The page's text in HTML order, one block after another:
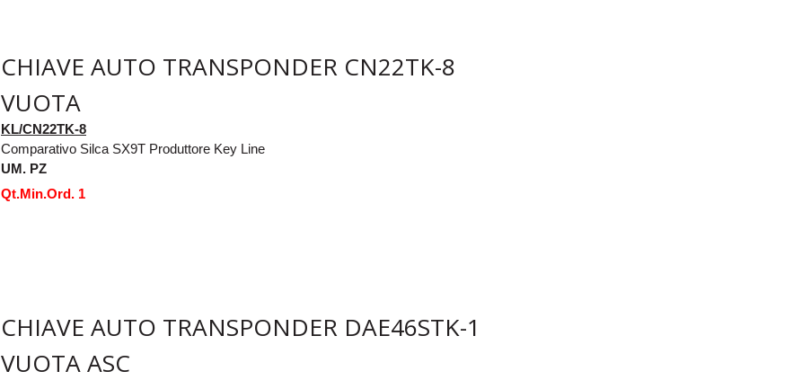
CHIAVE AUTO TRANSPONDER CN22TK-8
VUOTA
KL/CN22TK-8
Comparativo Silca SX9T Produttore Key Line
UM. PZ
Qt.Min.Ord. 1
CHIAVE AUTO TRANSPONDER DAE46STK-1
VUOTA ASC